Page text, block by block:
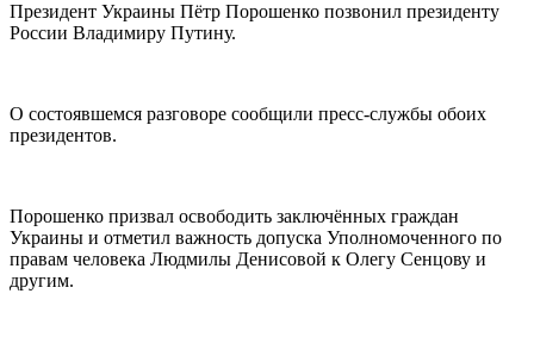
Президент Украины Пётр Порошенко позвонил президенту
России Владимиру Путину.
О состоявшемся разговоре сообщили пресс-службы обоих
президентов.
Порошенко призвал освободить заключённых граждан
Украины и отметил важность допуска Уполномоченного по
правам человека Людмилы Денисовой к Олегу Сенцову и
другим.